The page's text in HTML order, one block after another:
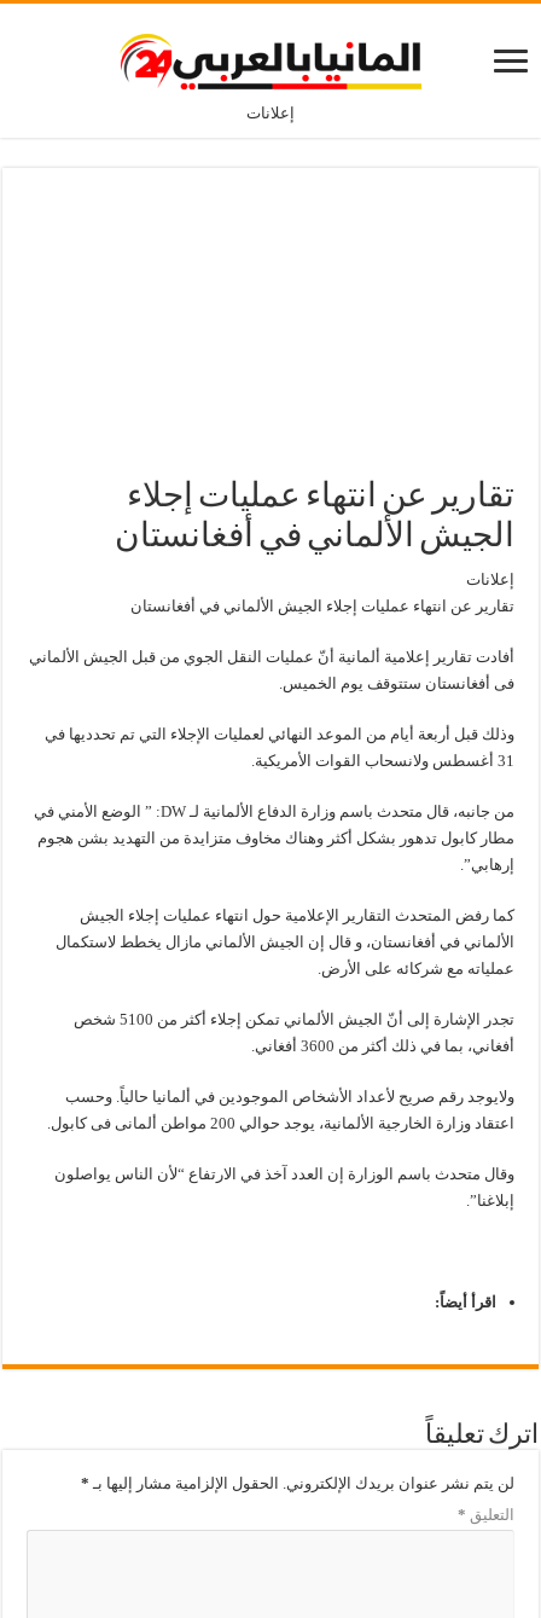
إعلانات
تقارير عن انتهاء عمليات إجلاء
الجيش الألماني في أفغانستان
إعلانات
تقارير عن انتهاء عمليات إجلاء الجيش الألماني في أفغانستان
أفادت تقارير إعلامية ألمانية أنّ عمليات النقل الجوي من قبل الجيش الألماني
فى أفغانستان ستتوقف يوم الخميس.
وذلك قبل أربعة أيام من الموعد النهائي لعمليات الإجلاء التي تم تحدديها في
31 أغسطس ولانسحاب القوات الأمريكية.
من جانبه، قال متحدث باسم وزارة الدفاع الألمانية لـ DW: ” الوضع الأمني ​​في
مطار كابول تدهور بشكل أكثر وهناك مخاوف متزايدة من التهديد بشن هجوم
إرهابي”.
كما رفض المتحدث التقارير الإعلامية حول انتهاء عمليات إجلاء الجيش
الألماني في أفغانستان، و قال إن الجيش الألماني مازال يخطط لاستكمال
عملياته مع شركائه على الأرض.
تجدر الإشارة إلى أنّ الجيش الألماني تمكن إجلاء أكثر من 5100 شخص
أفغاني، بما في ذلك أكثر من 3600 أفغاني.
ولايوجد رقم صريح لأعداد الأشخاص الموجودين في ألمانيا حالياً. وحسب
اعتقاد وزارة الخارجية الألمانية، يوجد حوالي 200 مواطن ألمانى فى كابول.
وقال متحدث باسم الوزارة إن العدد آخذ في الارتفاع “لأن الناس يواصلون
إبلاغنا”.
اقرأ أيضاً:
اترك تعليقاً
لن يتم نشر عنوان بريدك الإلكتروني. الحقول الإلزامية مشار إليها بـ *
التعليق *